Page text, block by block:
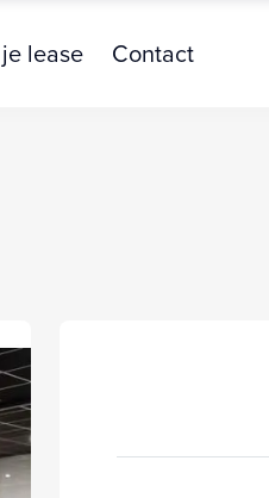
lease Contact